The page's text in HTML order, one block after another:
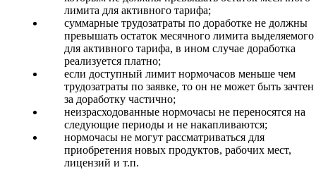
лимита для активного тарифа;
суммарные трудозатраты по доработке не должны
превышать остаток месячного лимита выделяемого
для активного тарифа, в ином случае доработка
реализуется платно;
если доступный лимит нормочасов меньше чем
трудозатраты по заявке, то он не может быть зачтен
за доработку частично;
неизрасходованные нормочасы не переносятся на
следующие периоды и не накапливаются;
нормочасы не могут рассматриваться для
приобретения новых продуктов, рабочих мест,
лицензий и т.п.